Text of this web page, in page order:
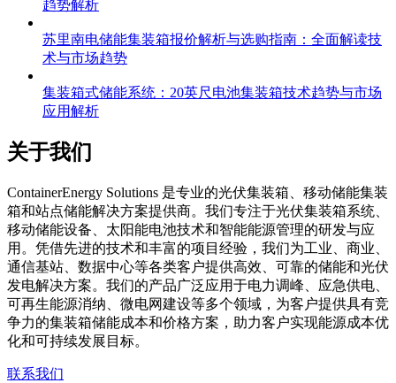
趋势解析
苏里南电储能集装箱报价解析与选购指南：全面解读技
术与市场趋势
集装箱式储能系统：20英尺电池集装箱技术趋势与市场
应用解析
关于我们
ContainerEnergy Solutions 是专业的光伏集装箱、移动储能集装
箱和站点储能解决方案提供商。我们专注于光伏集装箱系统、
移动储能设备、太阳能电池技术和智能能源管理的研发与应
用。凭借先进的技术和丰富的项目经验，我们为工业、商业、
通信基站、数据中心等各类客户提供高效、可靠的储能和光伏
发电解决方案。我们的产品广泛应用于电力调峰、应急供电、
可再生能源消纳、微电网建设等多个领域，为客户提供具有竞
争力的集装箱储能成本和价格方案，助力客户实现能源成本优
化和可持续发展目标。
联系我们